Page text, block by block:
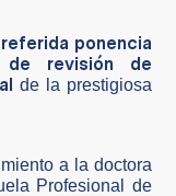
ponencia
de revisión de
de la prestigiosa
a la doctora
Profesional de